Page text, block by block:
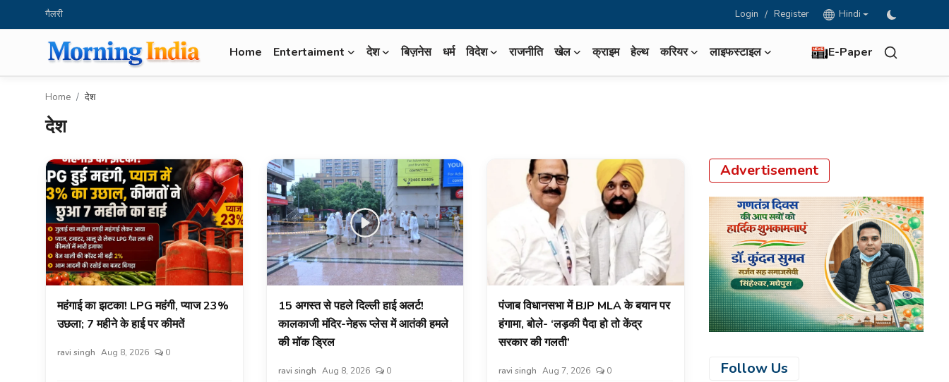
गैलरी Login / Register Hindi
Home Entertaiment देश बिज़नेस धर्म विदेश राजनीति खेल क्राइम हेल्थ करियर लाइफस्टाइल E-Paper
Home देश
देश
महंगाई का झटका! LPG महंगी, प्याज 23%
उछला; 7 महीने के हाई पर कीमतें
ravi singh Aug 8, 2026 0
15 अगस्त से पहले दिल्ली हाई अलर्ट!
कालकाजी मंदिर-नेहरू प्लेस में आतंकी हमले
की मॉक ड्रिल
ravi singh Aug 8, 2026 0
पंजाब विधानसभा में BJP MLA के बयान पर
हंगामा, बोले- ‘लड़की पैदा हो तो केंद्र
सरकार की गलती’
ravi singh Aug 7, 2026 0
Advertisement
Follow Us